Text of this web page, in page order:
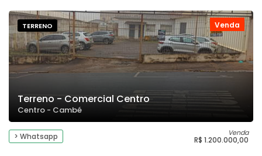
Venda
TERRENO
Terreno - Comercial Centro
Centro - Cambé
> Whatsapp Venda
R$ 1.200.000,00